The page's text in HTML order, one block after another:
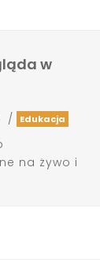
w
/ Edukacja
na żywo i